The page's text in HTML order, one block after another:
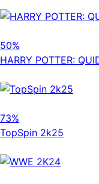
50%
HARRY POTTER:
73%
TopSpin 2k25